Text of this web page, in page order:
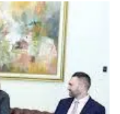
X إلكترونيا